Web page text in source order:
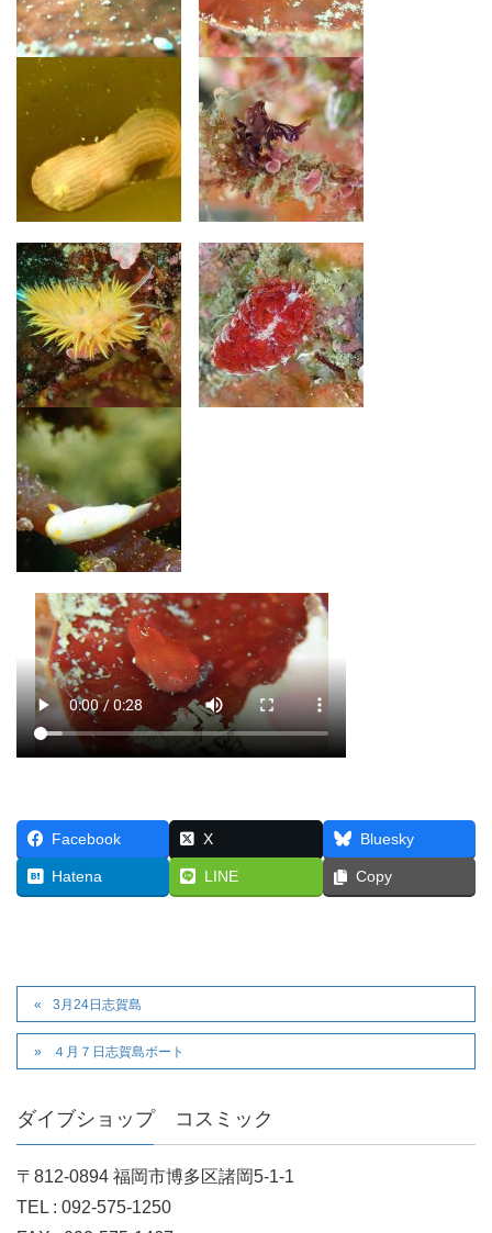
Facebook X Bluesky
Hatena LINE Copy
3月24日志賀島
４月７日志賀島ボート
ダイブショップ コスミック
〒812-0894 福岡市博多区諸岡5-1-1
TEL : 092-575-1250